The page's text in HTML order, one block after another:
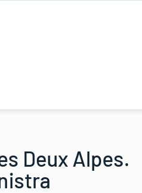
Deux Alpes.